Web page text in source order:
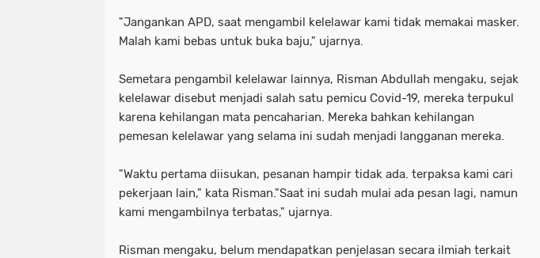
"Jangankan APD, saat mengambil kelelawar kami tidak memakai masker.
Malah kami bebas untuk buka baju," ujarnya.
Semetara pengambil kelelawar lainnya, Risman Abdullah mengaku, sejak
kelelawar disebut menjadi salah satu pemicu Covid-19, mereka terpukul
karena kehilangan mata pencaharian. Mereka bahkan kehilangan
pemesan kelelawar yang selama ini sudah menjadi langganan mereka.
"Waktu pertama diisukan, pesanan hampir tidak ada. terpaksa kami cari
pekerjaan lain," kata Risman."Saat ini sudah mulai ada pesan lagi, namun
kami mengambilnya terbatas," ujarnya.
Risman mengaku, belum mendapatkan penjelasan secara ilmiah terkait